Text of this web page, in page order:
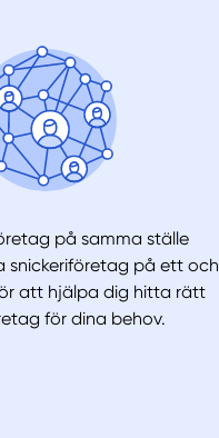
på samma ställe
snickeriföretag på ett och
att hjälpa dig hitta rätt
för dina behov.